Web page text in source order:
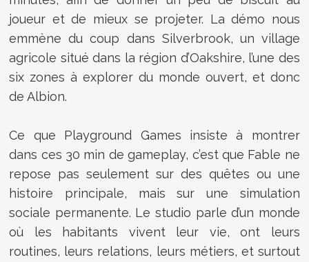
joueur et de mieux se projeter. La démo nous
emmène du coup dans Silverbrook, un village
agricole situé dans la région d’Oakshire, l’une des
six zones à explorer du monde ouvert, et donc
de Albion.
Ce que Playground Games insiste à montrer
dans ces 30 min de gameplay, c’est que Fable ne
repose pas seulement sur des quêtes ou une
histoire principale, mais sur une simulation
sociale permanente. Le studio parle d’un monde
où les habitants vivent leur vie, ont leurs
routines, leurs relations, leurs métiers, et surtout